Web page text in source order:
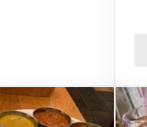
民のソウルフード・餃子カレ